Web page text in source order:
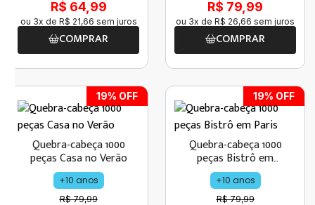
R$ 64,99
ou 3x de R$ 21,66 sem juros
COMPRAR
R$ 79,99
ou 3x de R$ 26,66 sem juros
COMPRAR
19% OFF
Quebra-cabeça 1000
peças Casa no Verão
+10 anos
R$ 79,99
19% OFF
Quebra-cabeça 1000
peças Bistrô em
Paris
+10 anos
R$ 79,99